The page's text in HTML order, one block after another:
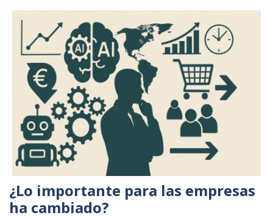
¿Lo importante para las empresas
ha cambiado?